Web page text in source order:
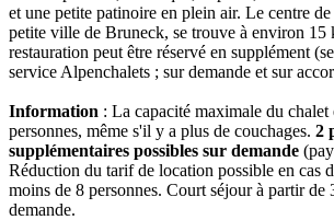
et une petite patinoire en plein air. Le centre
petite ville de Bruneck, se trouve à environ 15
restauration peut être réservé en supplément
service Alpenchalets ; sur demande et sur
Information : La capacité maximale du chalet
personnes, même s'il y a plus de couchages. 2
supplémentaires possibles sur demande
Réduction du tarif de location possible en cas
moins de 8 personnes. Court séjour à partir de
demande.